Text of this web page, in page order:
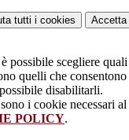
tutti i cookies Accetta
possibile scegliere
quelli che
disabilitarli.
i cookie necessari
POLICY.